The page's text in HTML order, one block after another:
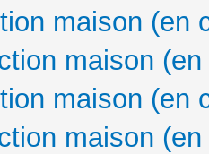
maison (en
maison
maison (en
maison